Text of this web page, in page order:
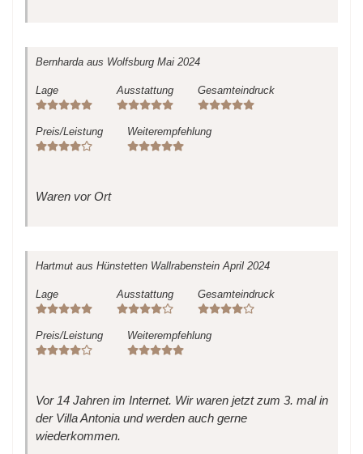
Bernharda aus Wolfsburg Mai 2024
Lage Ausstattung Gesamteindruck
Preis/Leistung Weiterempfehlung
Waren vor Ort
Hartmut aus Hünstetten Wallrabenstein April 2024
Lage Ausstattung Gesamteindruck
Preis/Leistung Weiterempfehlung
Vor 14 Jahren im Internet. Wir waren jetzt zum 3. mal in
der Villa Antonia und werden auch gerne
wiederkommen.